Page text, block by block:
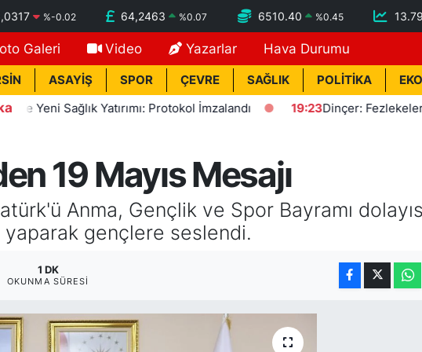
%-0.02 64,2463 %0.07 6510.40 %0.45
Galeri Video Yazarlar Hava Durumu
ASAYİŞ SPOR ÇEVRE SAĞLIK POLİTİKA
Sağlık Yatırımı: Protokol İmzalandı 19:23 Dinçer: Fezlekelerle Bizi
19 Mayıs Mesajı
Anma, Gençlik ve Spor Bayramı
yaparak gençlere seslendi.
1 DK
OKUNMA SÜRESI